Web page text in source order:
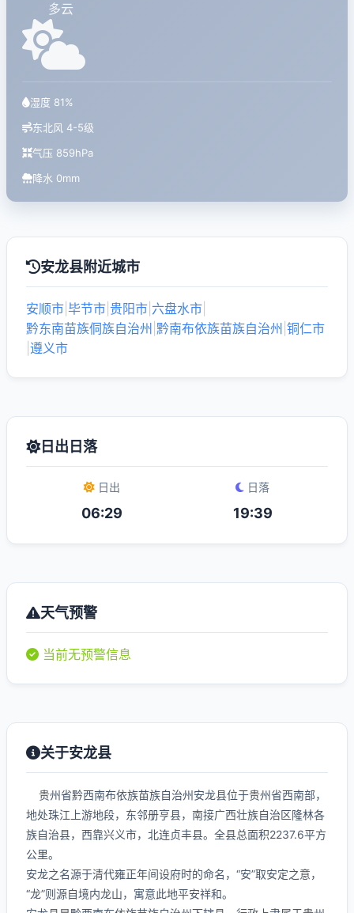
多云
湿度 81%
东北风 4-5级
气压 859hPa
降水 0mm
安龙县附近城市
安顺市 毕节市 贵阳市 六盘水市
黔东南苗族侗族自治州 黔南布依族苗族自治州 铜仁市
遵义市
日出日落
日出
06:29
日落
19:39
天气预警
当前无预警信息
关于安龙县
贵州省黔西南布依族苗族自治州安龙县位于贵州省西南部，
地处珠江上游地段，东邻册亨县，南接广西壮族自治区隆林各
族自治县，西靠兴义市，北连贞丰县。全县总面积2237.6平方
公里。
安龙之名源于清代雍正年间设府时的命名，“安”取安定之意，
“龙”则源自境内龙山，寓意此地平安祥和。